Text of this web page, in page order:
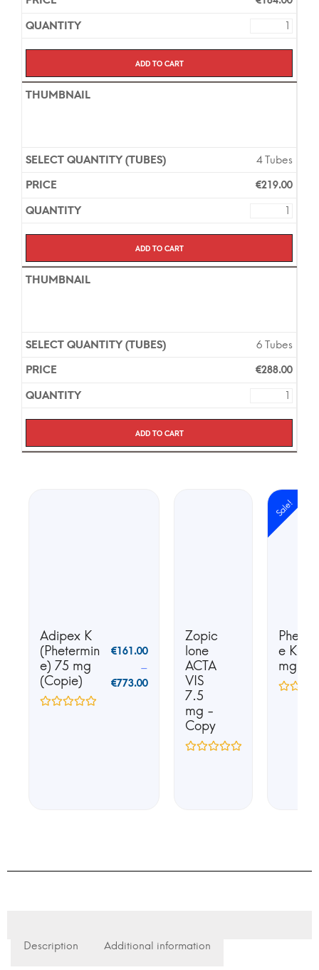
Add to cart
4 Tubes
€219.00
Add to cart
6 Tubes
€288.00
Add to cart
Adipex K
(Phetermin
e) 75 mg
(Copie)
€161.00
–
€773.00
Zopic
lone
ACTA
VIS
7.5
mg -
Copy
Sale!
e K25
mg
Description Additional information